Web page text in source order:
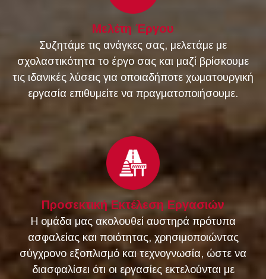
Μελέτη Έργου
Συζητάμε τις ανάγκες σας, μελετάμε με
σχολαστικότητα το έργο σας και μαζί βρίσκουμε
τις ιδανικές λύσεις για οποιαδήποτε χωματουργική
εργασία επιθυμείτε να πραγματοποιήσουμε.
Προσεκτική Εκτέλεση Εργασιών
Η ομάδα μας ακολουθεί αυστηρά πρότυπα
ασφαλείας και ποιότητας, χρησιμοποιώντας
σύγχρονο εξοπλισμό και τεχνογνωσία, ώστε να
διασφαλίσει ότι οι εργασίες εκτελούνται με